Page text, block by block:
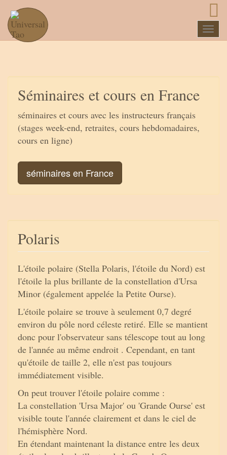
Séminaires et cours en France
séminaires et cours avec les instructeurs français
(stages week-end, retraites, cours hebdomadaires,
cours en ligne)
séminaires en France
Polaris
L'étoile polaire (Stella Polaris, l'étoile du Nord) est
l'étoile la plus brillante de la constellation d'Ursa
Minor (également appelée la Petite Ourse).
L'étoile polaire se trouve à seulement 0,7 degré
environ du pôle nord céleste retiré. Elle se mantient
donc pour l'observateur sans télescope tout au long
de l'année au même endroit . Cependant, en tant
qu'étoile de taille 2, elle n'est pas toujours
immédiatement visible.
On peut trouver l'étoile polaire comme :
La constellation 'Ursa Major' ou 'Grande Ourse' est
visible toute l'année clairement et dans le ciel de
l'hémisphère Nord.
En étendant maintenant la distance entre les deux